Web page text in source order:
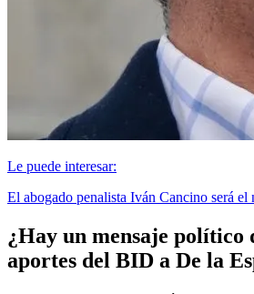
Le puede interesar:
El abogado penalista Iván Cancino será
¿Hay un mensaje político
aportes del BID a De la